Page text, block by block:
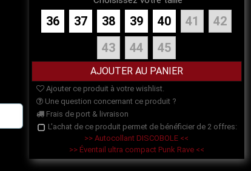
36 37 38 39 40 41
42
43
44 45
Ajouter ce produit à votre wishlist.
Une question concernant ce produit ?
Frais de port & livraison
L'achat de ce produit permet de bénéficier de 2 offres:
>> Autocollant DISCOBOLE <<
>> Éventail ultra compact Punk Rave <<